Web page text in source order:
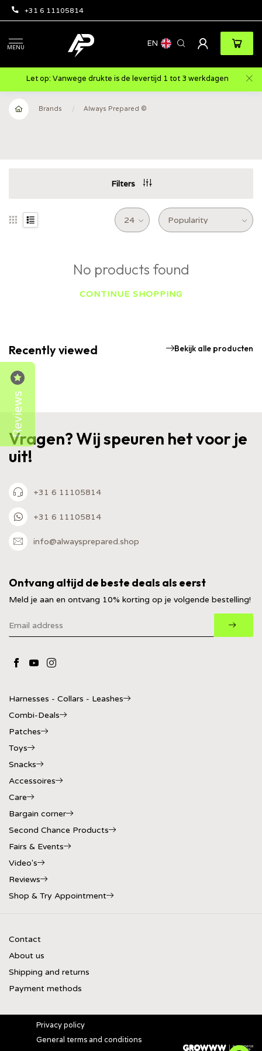
+31 6 11105814
MENU EN
Let op: Vanwege drukte is de levertijd 1 tot 3 werkdagen
Brands / Always Prepared ©
Filters
No products found
CONTINUE SHOPPING
Recently viewed Bekijk alle producten
Vragen? Wij speuren het voor je
uit!
+31 6 11105814
+31 6 11105814
info@alwaysprepared.shop
Ontvang altijd de beste deals als eerst
Meld je aan en ontvang 10% korting op je volgende bestelling!
Harnesses - Collars - Leashes
Combi-Deals
Patches
Toys
Snacks
Accessoires
Care
Bargain corner
Second Chance Products
Fairs & Events
Video's
Reviews
Shop & Try Appointment
Contact
About us
Shipping and returns
Payment methods
Privacy policy
General terms and conditions
Reviews